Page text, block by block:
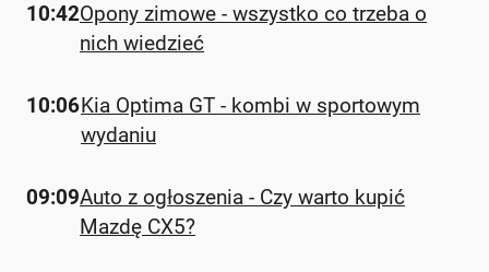
10:42Opony zimowe - wszystko co trzeba o
nich wiedzieć
10:06Kia Optima GT - kombi w sportowym
wydaniu
09:09Auto z ogłoszenia - Czy warto kupić
Mazdę CX5?